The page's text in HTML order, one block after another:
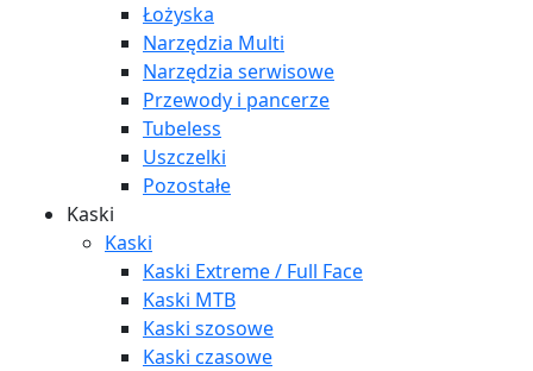
Łożyska
Narzędzia Multi
Narzędzia serwisowe
Przewody i pancerze
Tubeless
Uszczelki
Pozostałe
Kaski
Kaski
Kaski Extreme / Full Face
Kaski MTB
Kaski szosowe
Kaski czasowe